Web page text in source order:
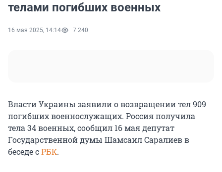
телами погибших военных
16 мая 2025, 14:14 7 240
Власти Украины заявили о возвращении тел 909
погибших военнослужащих. Россия получила
тела 34 военных, сообщил 16 мая депутат
Государственной думы Шамсаил Саралиев в
беседе сРБК.